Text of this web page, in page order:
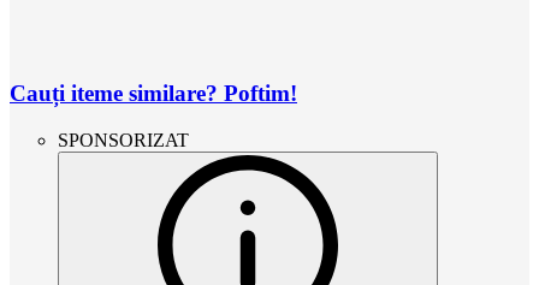
Cauți iteme similare? Poftim!
SPONSORIZAT